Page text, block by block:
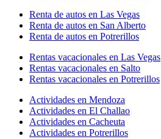
Renta de autos en Las Vegas
Renta de autos en San Alberto
Renta de autos en Potrerillos
Rentas vacacionales en Las Vegas
Rentas vacacionales en Salto
Rentas vacacionales en Potrerillos
Actividades en Mendoza
Actividades en El Challao
Actividades en Cacheuta
Actividades en Potrerillos